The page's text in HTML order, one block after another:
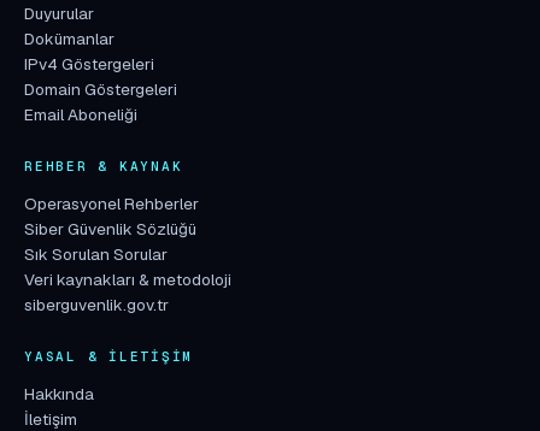
Duyurular
Dokümanlar
IPv4 Göstergeleri
Domain Göstergeleri
Email Aboneliği
REHBER & KAYNAK
Operasyonel Rehberler
Siber Güvenlik Sözlüğü
Sık Sorulan Sorular
Veri kaynakları & metodoloji
siberguvenlik.gov.tr
YASAL & İLETIŞIM
Hakkında
İletişim